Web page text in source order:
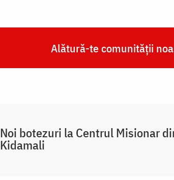
Alătură-te comunității
Noi botezuri la Centrul Misionar
Kidamali